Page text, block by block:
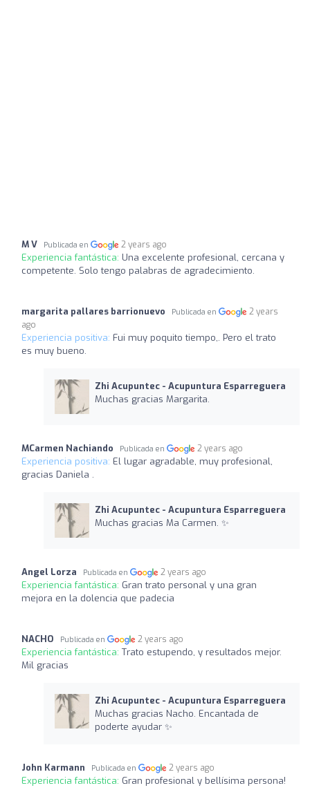
M V Publicada en 2 years ago
Experiencia fantástica: Una excelente profesional, cercana y
competente. Solo tengo palabras de agradecimiento.
margarita pallares barrionuevo Publicada en
2 years
ago
Experiencia positiva: Fui muy poquito tiempo,. Pero el trato
es muy bueno.
Zhi Acupuntec - Acupuntura Esparreguera
Muchas gracias Margarita.
MCarmen Nachiando Publicada en 2 years ago
Experiencia positiva: El lugar agradable, muy profesional,
gracias Daniela .
Zhi Acupuntec - Acupuntura Esparreguera
Muchas gracias Ma Carmen. ✨
Angel Lorza Publicada en 2 years ago
Experiencia fantástica: Gran trato personal y una gran
mejora en la dolencia que padecia
NACHO Publicada en 2 years ago
Experiencia fantástica: Trato estupendo, y resultados mejor.
Mil gracias
Zhi Acupuntec - Acupuntura Esparreguera
Muchas gracias Nacho. Encantada de
poderte ayudar ✨
John Karmann Publicada en 2 years ago
Experiencia fantástica: Gran profesional y bellísima persona!